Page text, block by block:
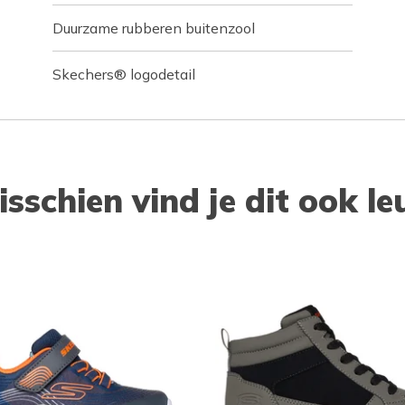
Duurzame rubberen buitenzool
Skechers® logodetail
vind je dit ook